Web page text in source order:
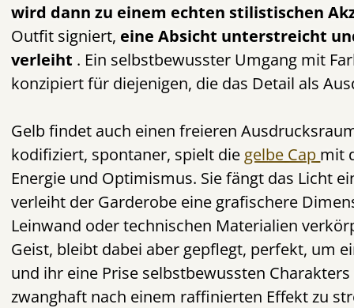
wird dann zu einem echten stilistischen
Outfit signiert, eine Absicht unterstreicht
verleiht . Ein selbstbewusster Umgang mit
konzipiert für diejenigen, die das Detail als
Gelb findet auch einen freieren
kodifiziert, spontaner, spielt die gelbe Cap mit
Energie und Optimismus. Sie fängt das Licht
verleiht der Garderobe eine grafischere
Leinwand oder technischen Materialien
Geist, bleibt dabei aber gepflegt, perfekt, um
und ihr eine Prise selbstbewussten
zwanghaft nach einem raffinierten Effekt zu